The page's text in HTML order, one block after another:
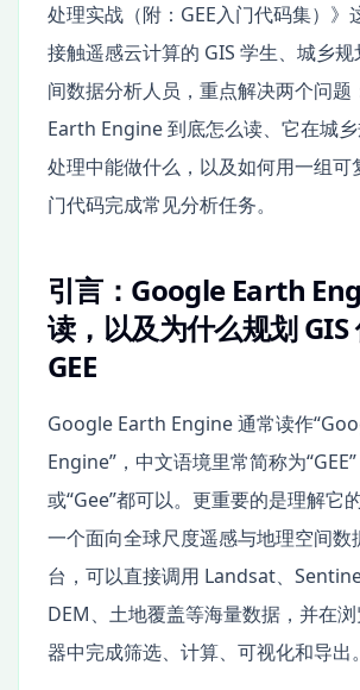
处理实战（附：GEE入门代码集）》
接触遥感云计算的 GIS 学生、城乡
间数据分析人员，重点解决两个问
Earth Engine 到底怎么读、它在城
处理中能做什么，以及如何用一组可
门代码完成常见分析任务。
引言：Google Earth
读，以及为什么规划 GIS
GEE
Google Earth Engine 通常读作
Engine”，中文语境里常简称为“GEE”
或“Gee”都可以。更重要的是理解它
一个面向全球尺度遥感与地理空间数
台，可以直接调用 Landsat、
DEM、土地覆盖等海量数据，并在
器中完成筛选、计算、可视化和导出。